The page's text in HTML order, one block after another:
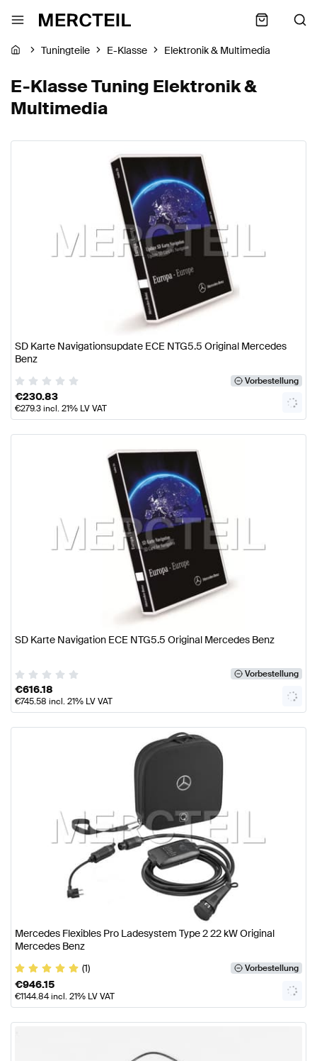
Tuningteile E-Klasse Elektronik & Multimedia
E-Klasse Tuning Elektronik &
Multimedia
SD Karte Navigationsupdate ECE NTG5.5 Original Mercedes
Benz
Vorbestellung
€230.83
€279.3incl. 21% LV VAT
SD Karte Navigation ECE NTG5.5 Original Mercedes Benz
Vorbestellung
€616.18
€745.58 incl. 21% LV VAT
Mercedes Flexibles Pro Ladesystem Type 2 22 kW Original
Mercedes Benz
(1)
Vorbestellung
€946.15
€1144.84incl. 21% LV VAT